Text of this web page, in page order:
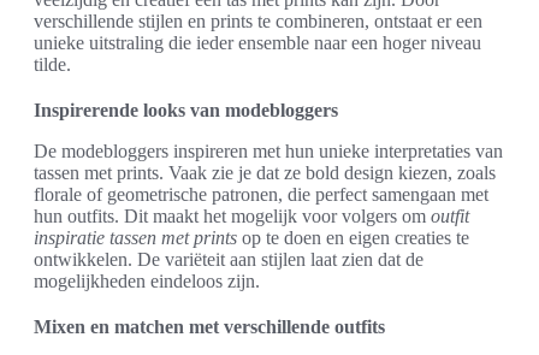
verschillende stijlen en prints te combineren, ontstaat er een
unieke uitstraling die ieder ensemble naar een hoger niveau
tilde.
Inspirerende looks van modebloggers
De modebloggers inspireren met hun unieke interpretaties van
tassen met prints. Vaak zie je dat ze bold design kiezen, zoals
florale of geometrische patronen, die perfect samengaan met
hun outfits. Dit maakt het mogelijk voor volgers om outfit
inspiratie tassen met prints op te doen en eigen creaties te
ontwikkelen. De variëteit aan stijlen laat zien dat de
mogelijkheden eindeloos zijn.
Mixen en matchen met verschillende outfits